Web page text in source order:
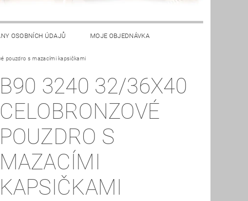
OSOBNÍCH ÚDAJŮ MOJE OBJEDNÁVKA
pouzdro s mazacími kapsičkami
B90 3240 32/36X40
CELOBRONZOVÉ
POUZDRO S
MAZACÍMI
KAPSIČKAMI